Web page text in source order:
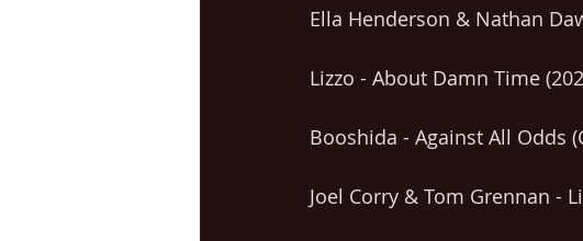
Ella Henderson & Nathan
Lizzo - About Damn Time
Booshida - Against All Odds
Joel Corry & Tom Grennan -